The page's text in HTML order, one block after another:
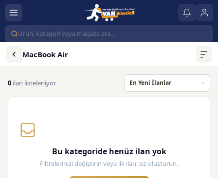
MacBook Air
0 ilan listeleniyor
Bu kategoride henüz ilan yok
Filtrelerinizi değiştirin veya ilk ilanı siz oluşturun.